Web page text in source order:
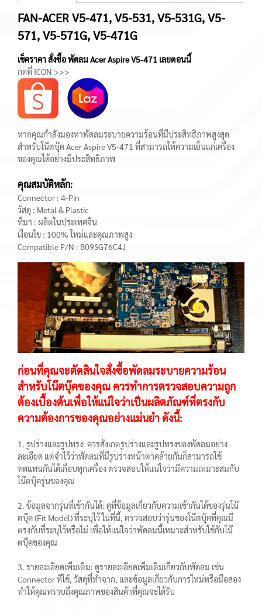
FAN-ACER V5-471, V5-531, V5-531G, V5-
571, V5-571G, V5-471G
เช็คราคา สั่งซื้อ พัดลม Acer Aspire V5-471 เลยตอนนี้
กดที่ ICON >>>
หากคุณกำลังมองหาพัดลมระบายความร้อนที่มีประสิทธิภาพสูงสุด
สำหรับโน๊ตบุ๊ค Acer Aspire V5-471 ที่สามารถให้ความเย็นแก่เครื่อง
ของคุณได้อย่างมีประสิทธิภาพ
คุณสมบัติหลัก:
Connector : 4-Pin
วัสดุ : Metal & Plastic
ที่มา : ผลิตในประเทศจีน
เงื่อนไข : 100% ใหม่และคุณภาพสูง
Compatible P/N : B09SG76C4J
ก่อนที่คุณจะตัดสินใจสั่งซื้อพัดลมระบายความร้อน
สำหรับโน๊ตบุ๊คของคุณ ควรทำการตรวจสอบความถูก
ต้องเบื้องต้นเพื่อให้แน่ใจว่าเป็นผลิตภัณฑ์ที่ตรงกับ
ความต้องการของคุณอย่างแม่นยำ ดังนี้:
1. รูปร่างและรูปทรง: ควรสังเกตรูปร่างและรูปทรงของพัดลมอย่าง
ละเอียด แต่จำไว้ว่าพัดลมที่มีรูปร่างหน้าตาคล้ายกันก็สามารถใช้
ทดแทนกันได้เกือบทุกเครื่อง ตรวจสอบให้แน่ใจว่ามีความเหมาะสมกับ
โน๊ตบุ๊ครุ่นของคุณ
2. ข้อมูลจากรุ่นที่เข้ากันได้: ดูที่ข้อมูลเกี่ยวกับความเข้ากันได้ของรุ่นโน๊
ตบุ๊ค (Fit Model) ที่ระบุไว้ ในที่นี้, ตรวจสอบว่ารุ่นของโน๊ตบุ๊คที่คุณมี
ตรงกับที่ระบุไว้หรือไม่ เพื่อให้แน่ใจว่าพัดลมนี้เหมาะสำหรับใช้กับโน๊
ตบุ๊คของคุณ
3. รายละเอียดเพิ่มเติม: ดูรายละเอียดเพิ่มเติมเกี่ยวกับพัดลม เช่น
Connector ที่ใช้, วัสดุที่ทำจาก, และข้อมูลเกี่ยวกับการใหม่หรือมือสอง
ทำให้คุณทราบถึงคุณภาพของสินค้าที่คุณจะได้รับ